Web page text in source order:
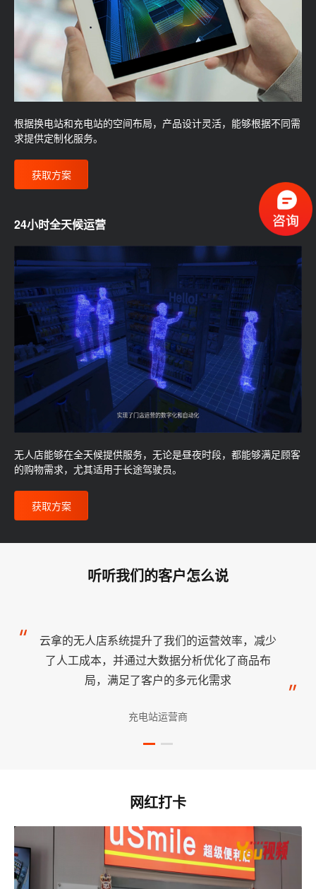
根据换电站和充电站的空间布局，产品设计灵活，能够根据不同需
求提供定制化服务。
获取方案
24小时全天候运营
无人店能够在全天候提供服务，无论是昼夜时段，都能够满足顾客
的购物需求，尤其适用于长途驾驶员。
获取方案
听听我们的客户怎么说
云拿的无人店系统提升了我们的运营效率，减少
了人工成本，并通过大数据分析优化了商品布
局，满足了客户的多元化需求
充电站运营商
网红打卡